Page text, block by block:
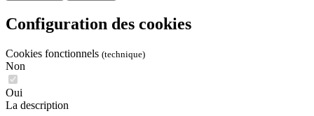
Configuration des cookies
Cookies fonctionnels (technique)
Non
Oui
La description